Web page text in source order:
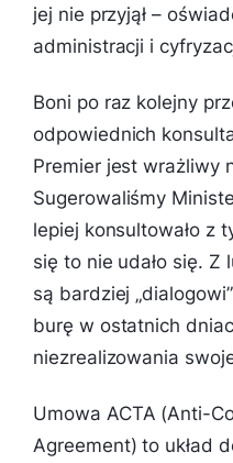
jej nie przyjął–
administracji i
Boni po raz kolejny
odpowiednich
Premier jest wrażliwy
Sugerowaliśmy
lepiej konsultowało z
się to nie udało się.
są bardziej
burę w ostatnich
niezrealizowania
Umowa ACTA (Anti-
Agreement) to układ